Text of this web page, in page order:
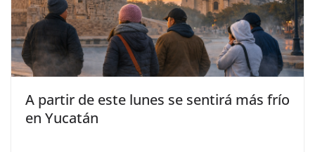
A partir de este lunes se sentirá más frío
en Yucatán